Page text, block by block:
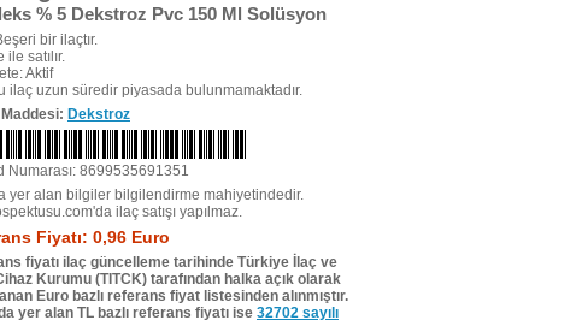
% 5 Dekstroz Pvc 150 Ml Solüsyon
bir ilaçtır.
ile satılır.
Aktif
ilaç uzun süredir piyasada bulunmamaktadır.
Dekstroz
Numarası: 8699535691351
yer alan bilgiler bilgilendirme mahiyetindedir.
ilaç satışı yapılmaz.
Fiyatı: 0,96 Euro
fiyatı ilaç güncelleme tarihinde Türkiye İlaç ve
Kurumu (TITCK) tarafından halka açık olarak
Euro bazlı referans fiyat listesinden alınmıştır.
yer alan TL bazlı referans fiyatı ise 32702 sayılı